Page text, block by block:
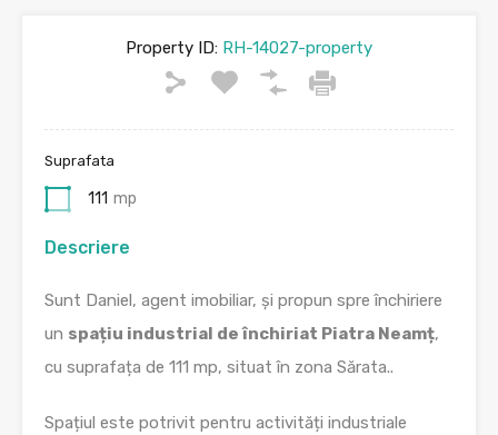
Property ID: RH-14027-property
Suprafata
111 mp
Descriere
Sunt Daniel, agent imobiliar, și propun spre închiriere
un spațiu industrial de închiriat Piatra Neamț,
cu suprafața de 111 mp, situat în zona Sărata..
Spațiul este potrivit pentru activități industriale